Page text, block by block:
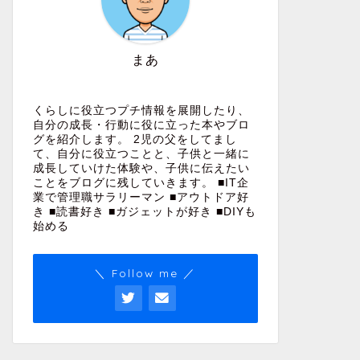
まあ
くらしに役立つプチ情報を展開したり、
自分の成長・行動に役に立った本やブロ
グを紹介します。 2児の父をしてまし
て、自分に役立つことと、子供と一緒に
成長していけた体験や、子供に伝えたい
ことをブログに残していきます。 ■IT企
業で管理職サラリーマン ■アウトドア好
き ■読書好き ■ガジェットが好き ■DIYも
始める
＼ Follow me ／